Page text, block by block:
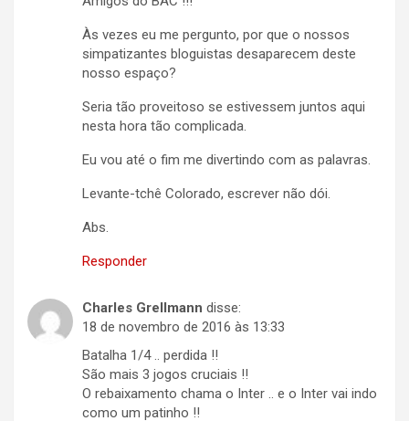
Às vezes eu me pergunto, por que o nossos
simpatizantes bloguistas desaparecem deste
nosso espaço?
Seria tão proveitoso se estivessem juntos aqui
nesta hora tão complicada.
Eu vou até o fim me divertindo com as palavras.
Levante-tchê Colorado, escrever não dói.
Abs.
Responder
Charles Grellmann disse:
18 de novembro de 2016 às 13:33
Batalha 1/4 .. perdida !!
São mais 3 jogos cruciais !!
O rebaixamento chama o Inter .. e o Inter vai indo
como um patinho !!